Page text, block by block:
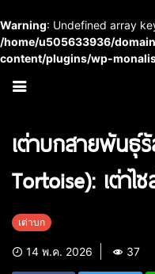
Warning: Undefined array
/home/u505633936/
content/plugins/wp-
เต่าบกสายพันธุ์รั
Tortoise): เต่าไ
เต่าบก
14 พ.ค. 2026 37